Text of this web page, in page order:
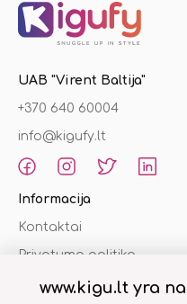
UAB "Virent Baltija"
+370 640 60004
info@kigufy.lt
Informacija
Kontaktai
Privatumo politika
Pirkimo sąlygos
www.kigu.lt yra